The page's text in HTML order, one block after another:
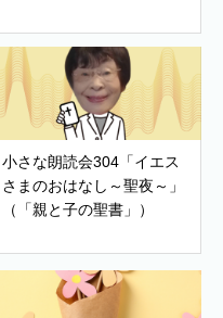
小さな朗読会304「イエス
さまのおはなし～聖夜～」
（「親と子の聖書」）